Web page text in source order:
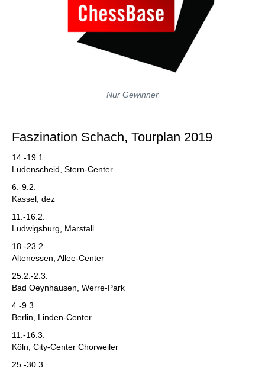
Nur Gewinner
Faszination Schach, Tourplan 2019
14.-19.1.
Lüdenscheid, Stern-Center
6.-9.2.
Kassel, dez
11.-16.2.
Ludwigsburg, Marstall
18.-23.2.
Altenessen, Allee-Center
25.2.-2.3.
Bad Oeynhausen, Werre-Park
4.-9.3.
Berlin, Linden-Center
11.-16.3.
Köln, City-Center Chorweiler
25.-30.3.